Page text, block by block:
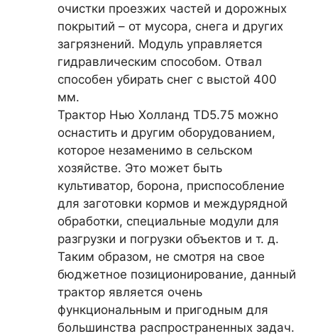
очистки проезжих частей и дорожных
покрытий – от мусора, снега и других
загрязнений. Модуль управляется
гидравлическим способом. Отвал
способен убирать снег с выстой 400
мм.
Трактор Нью Холланд TD5.75 можно
оснастить и другим оборудованием,
которое незаменимо в сельском
хозяйстве. Это может быть
культиватор, борона, приспособление
для заготовки кормов и междурядной
обработки, специальные модули для
разгрузки и погрузки объектов и т. д.
Таким образом, не смотря на свое
бюджетное позиционирование, данный
трактор является очень
функциональным и пригодным для
большинства распространенных задач.